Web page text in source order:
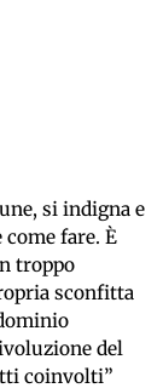
si indigna e
fare. È
troppo
sconfitta
del
coinvolti”